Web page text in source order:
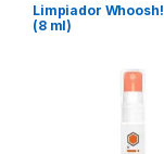
Limpiador
(8 ml)